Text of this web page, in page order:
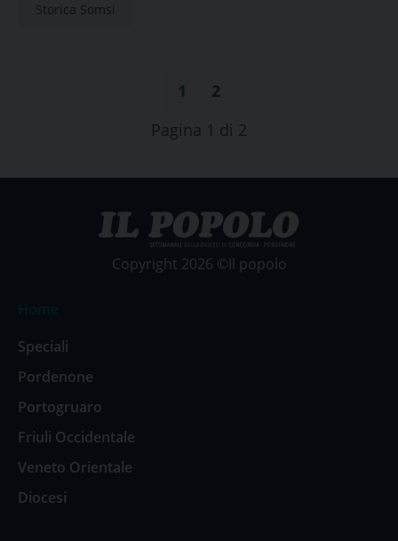
Storica Somsi
1
2
Pagina 1 di 2
Copyright 2026 ©Il popolo
Speciali
Pordenone
Portogruaro
Friuli Occidentale
Veneto Orientale
Diocesi